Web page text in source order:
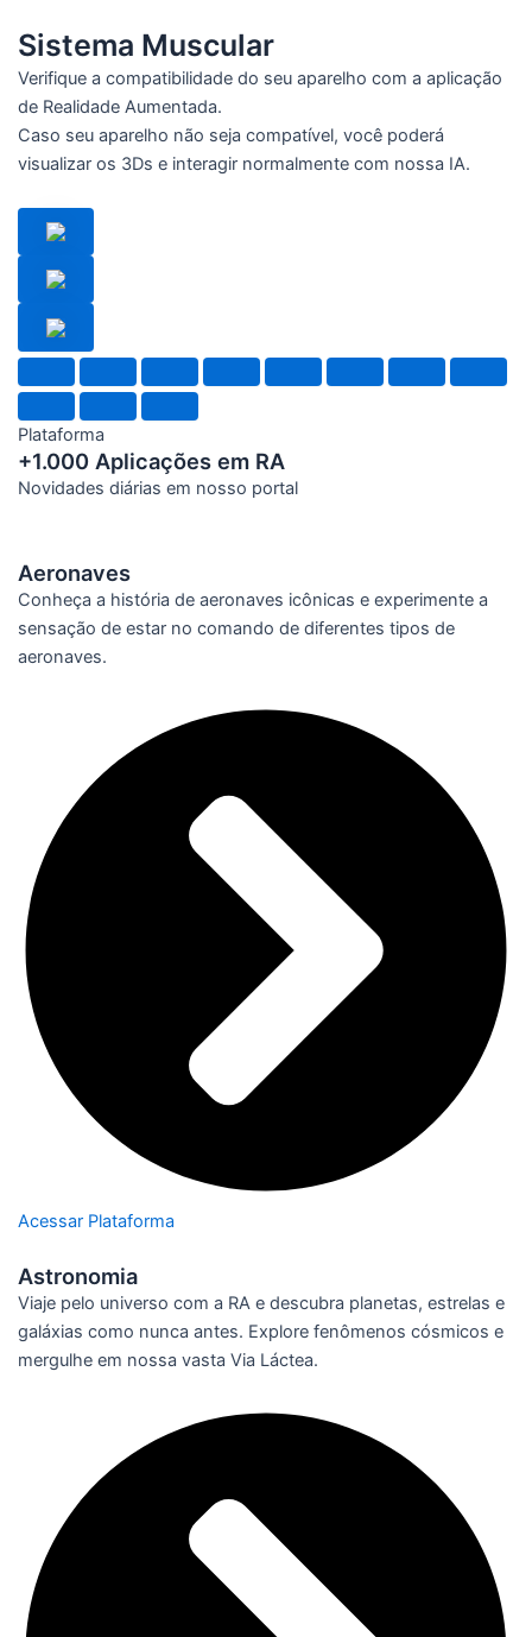
Sistema Muscular
Verifique a compatibilidade do seu aparelho com a aplicação
de Realidade Aumentada.
Caso seu aparelho não seja compatível, você poderá
visualizar os 3Ds e interagir normalmente com nossa IA.
Plataforma
+1.000 Aplicações em RA
Novidades diárias em nosso portal
Aeronaves
Conheça a história de aeronaves icônicas e experimente a
sensação de estar no comando de diferentes tipos de
aeronaves.
Acessar Plataforma
Astronomia
Viaje pelo universo com a RA e descubra planetas, estrelas e
galáxias como nunca antes. Explore fenômenos cósmicos e
mergulhe em nossa vasta Via Láctea.